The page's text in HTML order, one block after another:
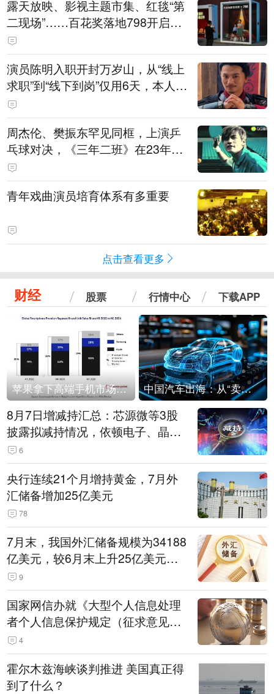
露天放映、影视主题市集、红毯“第
二现场”……百花奖落地798开启城
市文化体验新场景
演员陈明入职开封万岁山，从“线上
求职”到“线下到岗”仅用6天，本人发
声
周杰伦、樊振东罕见同框，上演乒
乓球对决，《三年二班》在23年后
迎来了最权威的“男主角”
青年戏曲演员培育体系有多重要
点击查看更多
财经 股票 行情中心 下载APP
苹果拿下高端手机市场65%的份额：iPhone 17系列功不可没 中国汽车出海：从“卖出去”到“走进去”
8月7日增减持汇总：芯源微等3股
披露拟减持情况，依顿电子、晶华
微拟增持（表）
6
央行连续21个月增持黄金，7月外
汇储备增加25亿美元
78
7月末，我国外汇储备规模为34188
亿美元，较6月末上升25亿美元，
升幅为0.07%
9
国家网信办就《大型个人信息处理
者个人信息保护规定（征求意见
稿）》公开征求意见
4
霍尔木兹海峡谈判推进 美国真正得
到了什么？